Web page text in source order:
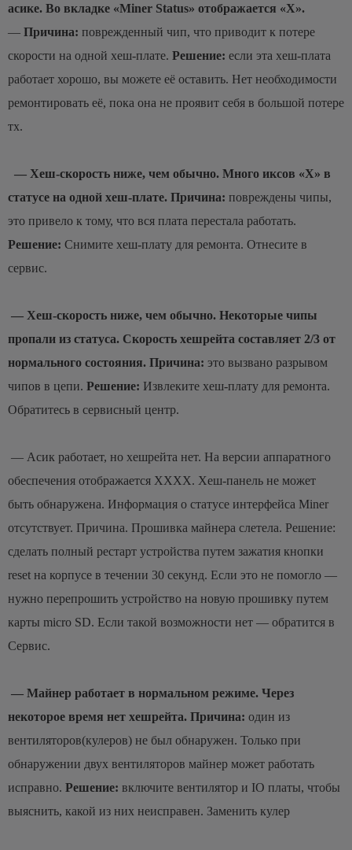
асике. Во вкладке «Miner Status» отображается «X».
— Причина: поврежденный чип, что приводит к потере
скорости на одной хеш-плате. Решение: если эта хеш-плата
работает хорошо, вы можете её оставить. Нет необходимости
ремонтировать её, пока она не проявит себя в большой потере
тх.
— Хеш-скорость ниже, чем обычно. Много иксов «X» в
статусе на одной хеш-плате. Причина: повреждены чипы,
это привело к тому, что вся плата перестала работать.
Решение: Снимите хеш-плату для ремонта. Отнесите в
сервис.
— Хеш-скорость ниже, чем обычно. Некоторые чипы
пропали из статуса. Скорость хешрейта составляет 2/3 от
нормального состояния. Причина: это вызвано разрывом
чипов в цепи. Решение: Извлеките хеш-плату для ремонта.
Обратитесь в сервисный центр.
— Асик работает, но хешрейта нет. На версии аппаратного
обеспечения отображается XXXX. Хеш-панель не может
быть обнаружена. Информация о статусе интерфейса Miner
отсутствует. Причина. Прошивка майнера cлетела. Решение:
сделать полный рестарт устройства путем зажатия кнопки
reset на корпусе в течении 30 секунд. Если это не помогло —
нужно перепрошить устройство на новую прошивку путем
карты micro SD. Если такой возможности нет — обратится в
Сервис.
— Майнер работает в нормальном режиме. Через
некоторое время нет хешрейта. Причина: один из
вентиляторов(кулеров) не был обнаружен. Только при
обнаружении двух вентиляторов майнер может работать
исправно. Решение: включите вентилятор и IO платы, чтобы
выяснить, какой из них неисправен. Заменить кулер